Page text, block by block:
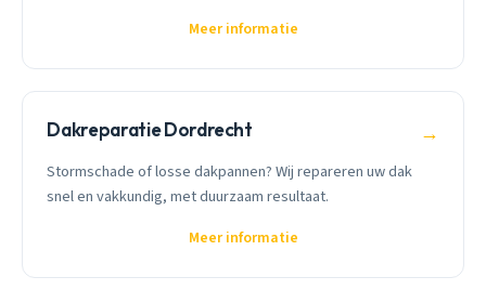
Meer informatie
Dakreparatie Dordrecht →
Stormschade of losse dakpannen? Wij repareren uw dak
snel en vakkundig, met duurzaam resultaat.
Meer informatie